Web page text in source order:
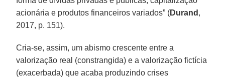
acionária e produtos financeiros variados” (Durand ,
2017, p. 151).
Cria-se, assim, um abismo crescente entre a
valorização real (constrangida) e a valorização fictícia
(exacerbada) que acaba produzindo crises